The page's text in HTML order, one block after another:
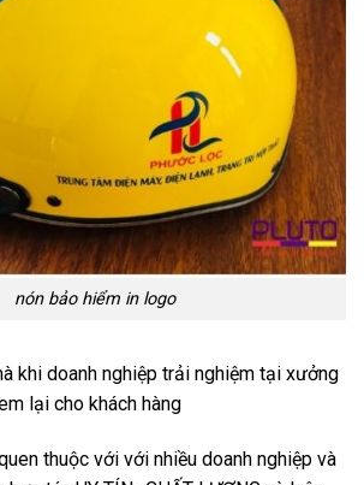
nón bảo hiểm in logo
khi doanh nghiệp trải nghiệm tại xưởng
lại cho khách hàng
thuộc với với nhiều doanh nghiệp và